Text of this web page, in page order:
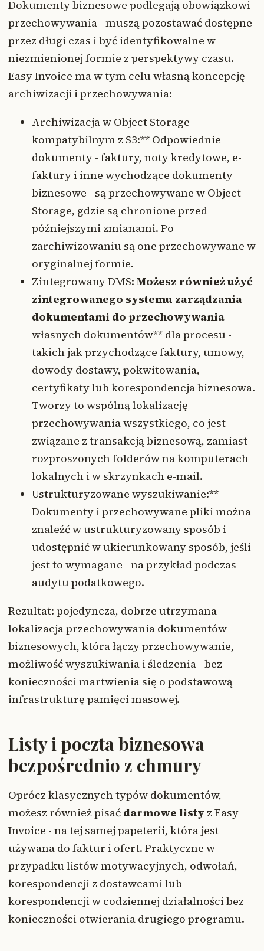
Dokumenty biznesowe podlegają obowiązkowi
przechowywania - muszą pozostawać dostępne
przez długi czas i być identyfikowalne w
niezmienionej formie z perspektywy czasu.
Easy Invoice ma w tym celu własną koncepcję
archiwizacji i przechowywania:
Archiwizacja w Object Storage
kompatybilnym z S3:** Odpowiednie
dokumenty - faktury, noty kredytowe, e-
faktury i inne wychodzące dokumenty
biznesowe - są przechowywane w Object
Storage, gdzie są chronione przed
późniejszymi zmianami. Po
zarchiwizowaniu są one przechowywane w
oryginalnej formie.
Zintegrowany DMS: Możesz również użyć
zintegrowanego systemu zarządzania
dokumentami do przechowywania
własnych dokumentów** dla procesu -
takich jak przychodzące faktury, umowy,
dowody dostawy, pokwitowania,
certyfikaty lub korespondencja biznesowa.
Tworzy to wspólną lokalizację
przechowywania wszystkiego, co jest
związane z transakcją biznesową, zamiast
rozproszonych folderów na komputerach
lokalnych i w skrzynkach e-mail.
Ustrukturyzowane wyszukiwanie:**
Dokumenty i przechowywane pliki można
znaleźć w ustrukturyzowany sposób i
udostępnić w ukierunkowany sposób, jeśli
jest to wymagane - na przykład podczas
audytu podatkowego.
Rezultat: pojedyncza, dobrze utrzymana
lokalizacja przechowywania dokumentów
biznesowych, która łączy przechowywanie,
możliwość wyszukiwania i śledzenia - bez
konieczności martwienia się o podstawową
infrastrukturę pamięci masowej.
Listy i poczta biznesowa
bezpośrednio z chmury
Oprócz klasycznych typów dokumentów,
możesz również pisać darmowe listy z Easy
Invoice - na tej samej papeterii, która jest
używana do faktur i ofert. Praktyczne w
przypadku listów motywacyjnych, odwołań,
korespondencji z dostawcami lub
korespondencji w codziennej działalności bez
konieczności otwierania drugiego programu.